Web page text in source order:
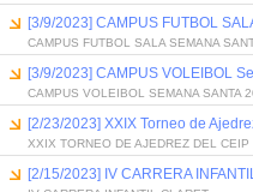
[3/9/2023] CAMPUS FUTBOL
CAMPUS FUTBOL SALA SEMANA
[3/9/2023] CAMPUS VOLEIBOL
CAMPUS VOLEIBOL SEMANA SANTA
[2/23/2023] XXIX Torneo de
XXIX TORNEO DE AJEDREZ DEL
[2/15/2023] IV CARRERA